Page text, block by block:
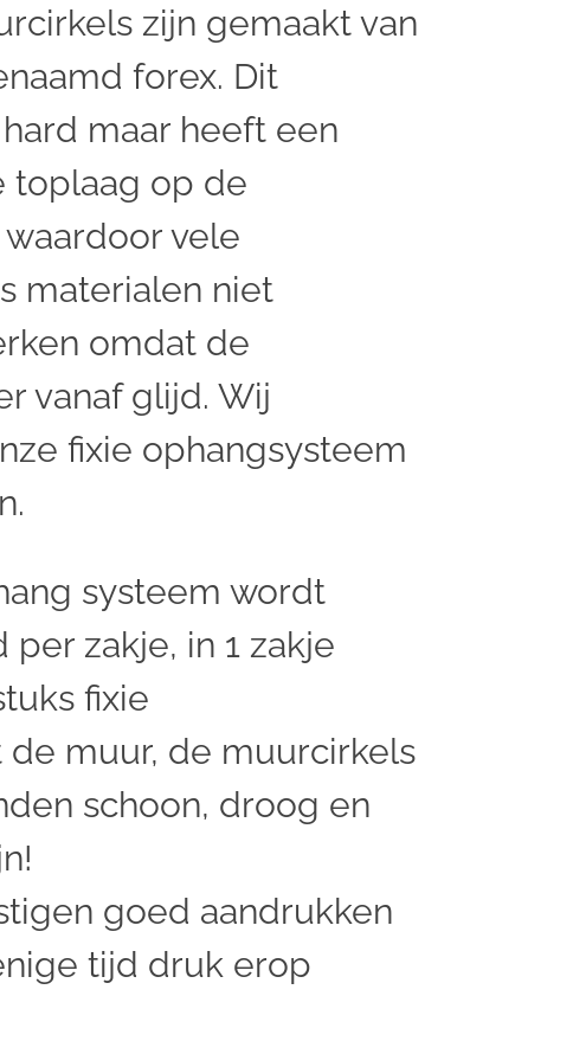
zijn gemaakt van
forex. Dit
maar heeft een
toplaag op de
vele
materialen niet
omdat de
vanaf glijd. Wij
fixie ophangsysteem
systeem wordt
per zakje, in 1 zakje
fixie
de muur, de muurcirkels
schoon, droog en
goed aandrukken
tijd druk erop